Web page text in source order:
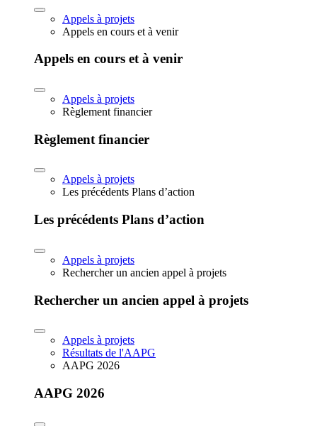
Appels à projets
Appels en cours et à venir
Appels en cours et à venir
Appels à projets
Règlement financier
Règlement financier
Appels à projets
Les précédents Plans d’action
Les précédents Plans d’action
Appels à projets
Rechercher un ancien appel à projets
Rechercher un ancien appel à projets
Appels à projets
Résultats de l'AAPG
AAPG 2026
AAPG 2026